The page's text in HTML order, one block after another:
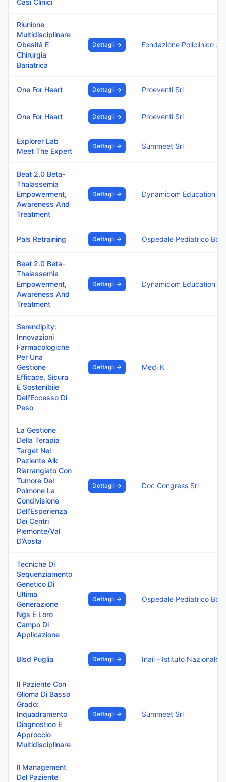
Casi Clinici
Riunione
Multidisciplinare
Obesità E
Chirurgia
Bariatrica
Dettagli → Fondazione Policlinico Di Monza
One For Heart Dettagli → Proeventi Srl
One For Heart Dettagli → Proeventi Srl
Explorer Lab
Meet The Expert
Dettagli → Summeet Srl
Beat 2.0 Beta-
Thalassemia
Empowerment,
Awareness And
Treatment
Dettagli → Dynamicom Education Srl
Pals Retraining Dettagli →
Beat 2.0 Beta-
Thalassemia
Empowerment,
Awareness And
Treatment
Dettagli → Dynamicom Education Srl
Serendipity:
Innovazioni
Farmacologiche
Per Una
Gestione
Efficace, Sicura
E Sostenibile
Dell’Eccesso Di
Peso
Dettagli → Medi K
La Gestione
Della Terapia
Target Nel
Paziente Alk
Riarrangiato Con
Tumore Del
Polmone La
Condivisione
Dell’Esperienza
Dei Centri
Piemonte/Val
D’Aosta
Dettagli → Doc Congress Srl
Tecniche Di
Sequenziamento
Genetico Di
Ultima
Generazione
Ngs E Loro
Campo Di
Applicazione
Dettagli →
Blsd Puglia Dettagli →
Il Paziente Con
Glioma Di Basso
Grado:
Inquadramento
Diagnostico E
Approccio
Multidisciplinare
Dettagli → Summeet Srl
Il Management
Del Paziente